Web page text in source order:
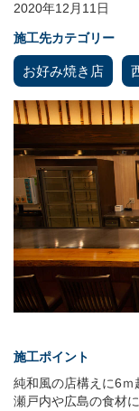
2020年12月11日
施工先カテゴリー
お好み焼き店
施工ポイント
純和風の店構えに6ｍ
瀬戸内や広島の食材